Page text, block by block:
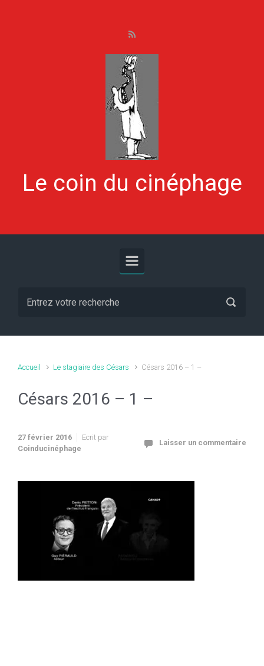
Le coin du cinéphage
Accueil Le stagiaire des Césars Césars 2016 – 1 –
Césars 2016 – 1 –
27 février 2016
Ecrit par
Coinducinéphage
Laisser un commentaire